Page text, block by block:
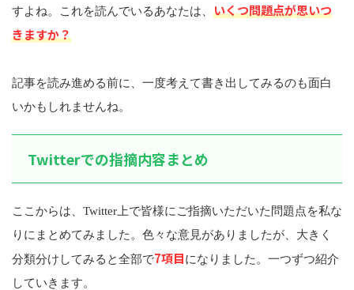
すよね。これを読んでいるあなたは、 いくつ問題点が思いつ
きますか？
記事を読み進める前に、一度考えて書き出してみるのも面白
いかもしれませんね。
Twitterでの指摘内容まとめ
ここからは、Twitter上で皆様にご指摘いただいた問題点を私な
りにまとめてみました。色々な意見がありましたが、大きく
分類分けしてみると全部で7項目になりました。一つずつ紹介
していきます。